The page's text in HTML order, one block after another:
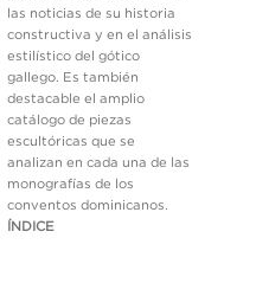
las noticias de su historia
constructiva y en el análisis
estilístico del gótico
gallego. Es también
destacable el amplio
catálogo de piezas
escultóricas que se
analizan en cada una de las
monografías de los
conventos dominicanos.
ÍNDICE